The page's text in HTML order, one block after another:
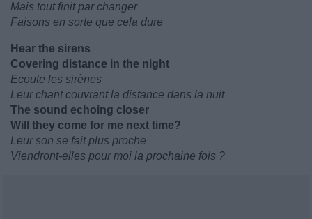
Mais tout finit par changer
Faisons en sorte que cela dure
Hear the sirens
Covering distance in the night
Ecoute les sirènes
Leur chant couvrant la distance dans la nuit
The sound echoing closer
Will they come for me next time?
Leur son se fait plus proche
Viendront-elles pour moi la prochaine fois ?